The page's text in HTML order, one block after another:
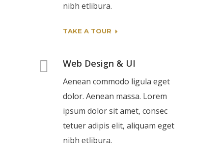
nibh etlibura.
TAKE A TOUR
Web Design & UI
Aenean commodo ligula eget
dolor. Aenean massa. Lorem
ipsum dolor sit amet, consec
tetuer adipis elit, aliquam eget
nibh etlibura.